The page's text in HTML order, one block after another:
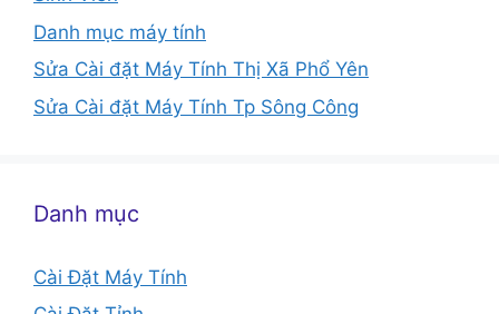
Danh mục máy tính
Sửa Cài đặt Máy Tính Thị Xã Phổ Yên
Sửa Cài đặt Máy Tính Tp Sông Công
Danh mục
Cài Đặt Máy Tính